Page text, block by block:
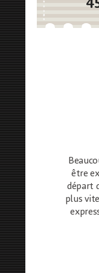
être
départ
plus